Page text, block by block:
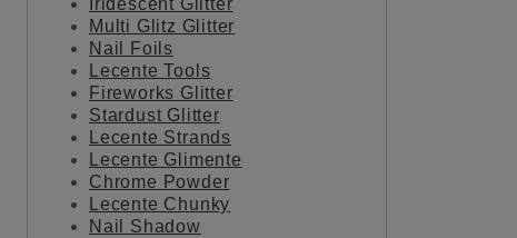
Iridescent Glitter
Multi Glitz Glitter
Nail Foils
Lecente Tools
Fireworks Glitter
Stardust Glitter
Lecente Strands
Lecente Glimente
Chrome Powder
Lecente Chunky
Nail Shadow